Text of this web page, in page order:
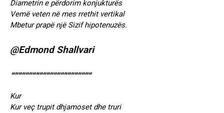
Diametrin e përdorim konjukturës
Vemë veten në mes rrethit vertikal
Mbetur prapë një Sizif hipotenuzës.
@Edmond Shallvari
“””””””””””””””””””””””
Kur
Kur veç trupit dhjamoset dhe truri